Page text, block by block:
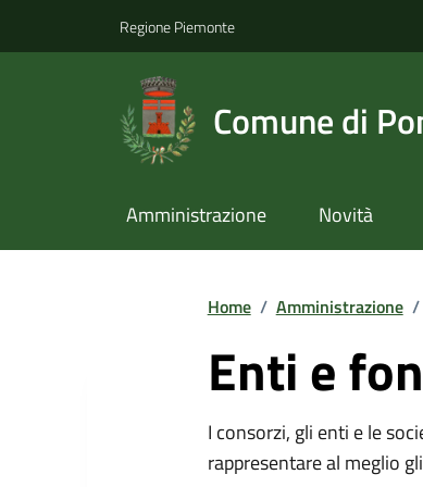
Regione Piemonte
Comune di
Amministrazione Novità
Home / Amministrazione /
Enti e
I consorzi, gli enti e le
rappresentare al meglio